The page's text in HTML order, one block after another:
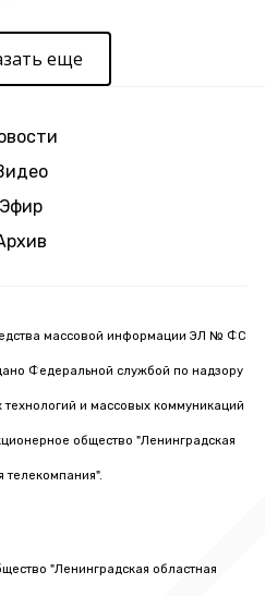
еще
Эфир
массовой информации ЭЛ № ФС
Федеральной службой по надзору
и массовых коммуникаций
общество "Ленинградская
телекомпания".
"Ленинградская областная